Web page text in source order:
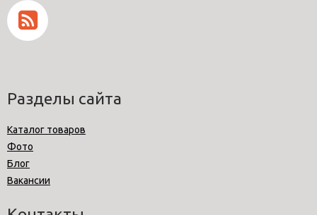
Разделы сайта
Каталог товаров
Фото
Блог
Вакансии